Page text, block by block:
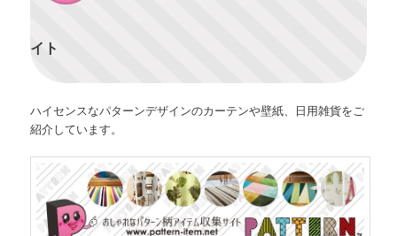
イト
ハイセンスなパターンデザインのカーテンや壁紙、日用雑貨をご
紹介しています。